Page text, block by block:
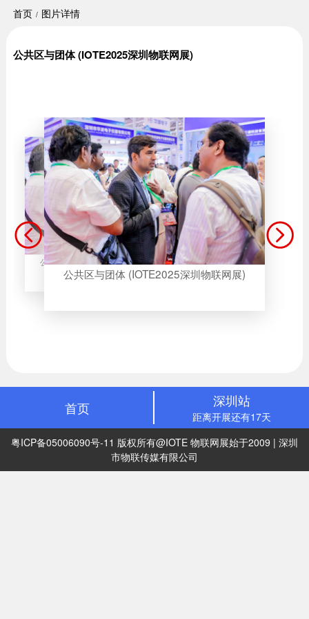
首页 图片详情
公共区与团体 (IOTE2025深圳物联网展)
公共区与团体 (IOTE2025深圳物联网展)
公共区与团体 (IOTE2025深圳物联网展)
公共区与团体 (IOTE2025深圳物联网展)
首页 深圳站
距离开展还有17天
粤ICP备05006090号-11 版权所有@IOTE 物联网展始于2009 | 深圳
市物联传媒有限公司